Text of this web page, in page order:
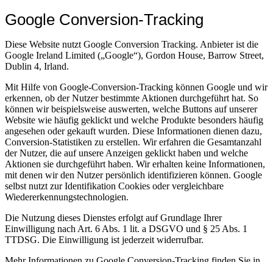
Google Conversion-Tracking
Diese Website nutzt Google Conversion Tracking. Anbieter ist die
Google Ireland Limited („Google“), Gordon House, Barrow Street,
Dublin 4, Irland.
Mit Hilfe von Google-Conversion-Tracking können Google und wir
erkennen, ob der Nutzer bestimmte Aktionen durchgeführt hat. So
können wir beispielsweise auswerten, welche Buttons auf unserer
Website wie häufig geklickt und welche Produkte besonders häufig
angesehen oder gekauft wurden. Diese Informationen dienen dazu,
Conversion-Statistiken zu erstellen. Wir erfahren die Gesamtanzahl
der Nutzer, die auf unsere Anzeigen geklickt haben und welche
Aktionen sie durchgeführt haben. Wir erhalten keine Informationen,
mit denen wir den Nutzer persönlich identifizieren können. Google
selbst nutzt zur Identifikation Cookies oder vergleichbare
Wiedererkennungstechnologien.
Die Nutzung dieses Dienstes erfolgt auf Grundlage Ihrer
Einwilligung nach Art. 6 Abs. 1 lit. a DSGVO und § 25 Abs. 1
TTDSG. Die Einwilligung ist jederzeit widerrufbar.